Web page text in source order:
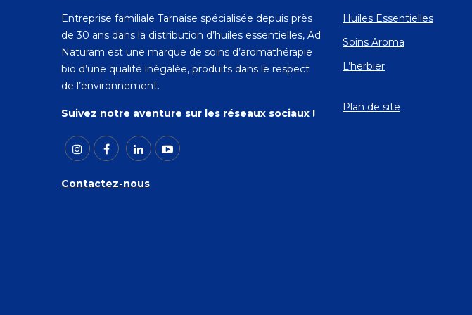
Entreprise familiale Tarnaise spécialisée depuis près
de 30 ans dans la distribution d’huiles essentielles, Ad
Naturam est une marque de soins d’aromathérapie
bio d’une qualité inégalée, produits dans le respect
de l’environnement.
Suivez notre aventure sur les réseaux sociaux !
Contactez-nous
Huiles Essentielles
Soins Aroma
L’herbier
Plan de site